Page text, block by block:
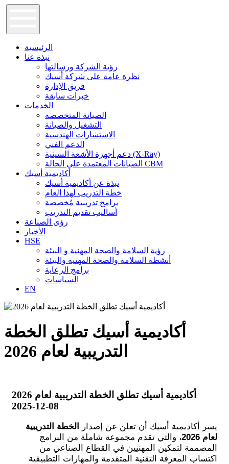
الرئيسية
نبذة عنا
رؤية الشركة ورسالتها
نظرة عامة على شركة أسيك
فريق الإدارة
خبرات سابقة
الخدمات
الصيانة المتخصصة
التشغيل والصيانة
الاستشارات الهندسية
الدعم الفني
دعم أجهزة الأشعة السينية (X-Ray)
الصيانات المعتمدة علي الحالة CBM
أكاديمية أسيك
نبذة عن أكاديمية أسيك
خطة التدريب لهذا العام
برامج تدريبية مُخصصة
أساليب تقديم التدريب
رؤى الصناعة
الأخبار
HSE
رؤية السلامة والصحة المهنية و البيئة
أنشطة السلامة والصحة المهنية والبيئة
برامج الرعاية
السياسات
EN
أكاديمية أسيك تطلق الخطة
التدريبية لعام 2026
أكاديمية أسيك تطلق الخطة التدريبية لعام 2026
2025-12-08
يسر أكاديمية أسيك أن تعلن عن إصدار
الخطة التدريبية
لعام 2026
، والتي تقدم مجموعة شاملة من البرامج
المصممة لتمكين المهنيين في القطاع الصناعي من
اكتساب المعرفة التقنية المتقدمة والمهارات التطبيقية